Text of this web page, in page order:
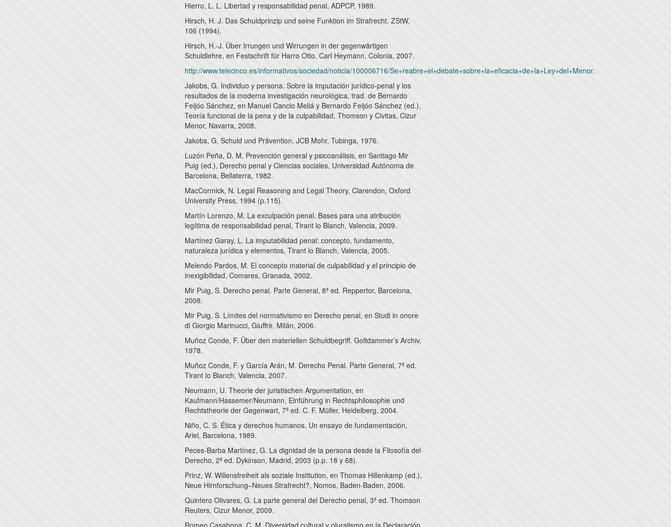
Hierro, L. L. Libertad y responsabilidad penal, ADPCP, 1989.
Hirsch, H. J. Das Schuldprinzip und seine Funktion im Strafrecht. ZStW,
106 (1994).
Hirsch, H.-J. Über Irrungen und Wirrungen in der gegenwärtigen
Schuldlehre, en Festschrift für Harro Otto, Carl Heymann, Colonia, 2007.
http://www.telecinco.es/informativos/sociedad/noticia/100006716/Se+reabre+el+debate+sobre+la+eficacia+de+la+Ley+del+Menor.
Jakobs, G. Individuo y persona. Sobre la imputación jurídico-penal y los
resultados de la moderna investigación neurológica, trad. de Bernardo
Feijóo Sánchez, en Manuel Cancio Meliá y Bernardo Feijóo Sánchez (ed.),
Teoría funcional de la pena y de la culpabilidad, Thomson y Civitas, Cizur
Menor, Navarra, 2008.
Jakobs, G. Schuld und Prävention, JCB Mohr, Tubinga, 1976.
Luzón Peña, D. M. Prevención general y psicoanálisis, en Santiago Mir
Puig (ed.), Derecho penal y Ciencias sociales, Universidad Autónoma de
Barcelona, Bellaterra, 1982.
MacCormick, N. Legal Reasoning and Legal Theory, Clarendon, Oxford
University Press, 1994 (p.115).
Martín Lorenzo, M. La exculpación penal. Bases para una atribución
legítima de responsabilidad penal, Tirant lo Blanch, Valencia, 2009.
Martínez Garay, L. La imputabilidad penal: concepto, fundamento,
naturaleza jurídica y elementos, Tirant lo Blanch, Valencia, 2005.
Melendo Pardos, M. El concepto material de culpabilidad y el principio de
inexigibilidad, Comares, Granada, 2002.
Mir Puig, S. Derecho penal. Parte General, 8ª ed. Reppertor, Barcelona,
2008.
Mir Puig, S. Límites del normativismo en Derecho penal, en Studi in onore
di Giorgio Marinucci, Giuffrè, Milán, 2006.
Muñoz Conde, F. Über den materiellen Schuldbegriff. Goltdammer’s Archiv,
1978.
Muñoz Conde, F. y García Arán, M. Derecho Penal. Parte General, 7ª ed.
Tirant lo Blanch, Valencia, 2007.
Neumann, U. Theorie der juristischen Argumentation, en
Kaufmann/Hassemer/Neumann, Einführung in Rechtsphilosophie und
Rechtstheorie der Gegenwart, 7ª ed. C. F. Müller, Heidelberg, 2004.
Niño, C. S. Ética y derechos humanos. Un ensayo de fundamentación,
Ariel, Barcelona, 1989.
Peces-Barba Martínez, G. La dignidad de la persona desde la Filosofía del
Derecho, 2ª ed. Dykinson, Madrid, 2003 (p.p. 18 y 68).
Prinz, W. Willensfreiheit als soziale Institution, en Thomas Hillenkamp (ed.),
Neue Hirnforschung–Neues Strafrecht?, Nomos, Baden-Baden, 2006.
Quintero Olivares, G. La parte general del Derecho penal, 3ª ed. Thomson
Reuters, Cizur Menor, 2009.